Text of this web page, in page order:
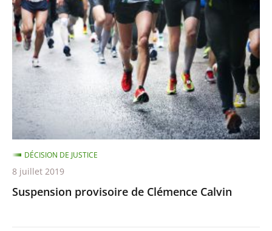
de
Clémence
Calvin
Suspension provisoire de Clémence Calvin
DÉCISION DE JUSTICE
8 juillet 2019